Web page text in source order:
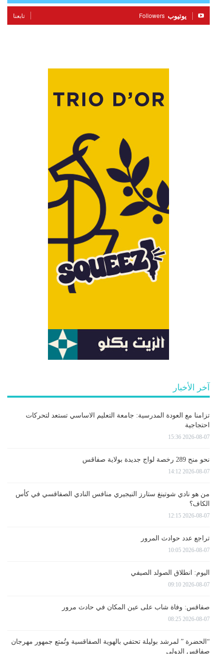
يوتيوب Followers تابعنا
آخر الأخبار
تزامنا مع العودة المدرسية: جامعة التعليم الاساسي تستعد لتحركات
احتجاجية
2026-08-07 15:36
نحو منح 289 رخصة لواج جديدة بولاية صفاقس
2026-08-07 14:12
من هو نادي شوتينغ ستارز النيجيري منافس النادي الصفاقسي في كأس
الكاف؟
2026-08-07 12:15
تراجع عدد حوادث المرور
2026-08-07 10:05
اليوم: انطلاق الصولد الصيفي
2026-08-07 09:10
صفاقس: وفاة شاب على عين المكان في حادث مرور
2026-08-07 08:25
“الحضرة ” لمرشد بوليلة تحتفي بالهوية الصفاقسية وتُمتع جمهور مهرجان
صفاقس الدولي